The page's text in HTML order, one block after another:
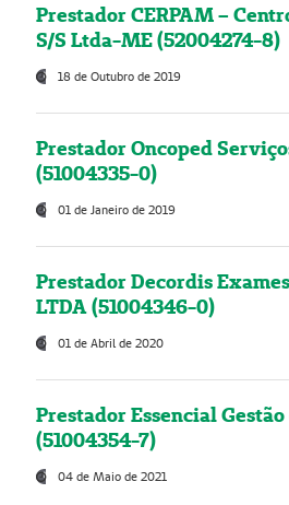
Prestador CERPAM –
S/S Ltda-ME (52004274-8)
18 de Outubro de 2019
Prestador Oncoped
(51004335-0)
01 de Janeiro de 2019
Prestador Decordis
LTDA (51004346-0)
01 de Abril de 2020
Prestador Essencial
(51004354-7)
04 de Maio de 2021